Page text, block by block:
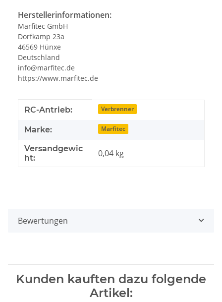
Herstellerinformationen:
Marfitec GmbH
Dorfkamp 23a
46569 Hünxe
Deutschland
info@marfitec.de
https://www.marfitec.de
Produkteigenschaft
Wert
RC-Antrieb: Verbrenner
Marke: Marfitec
Versandgewic
ht:
0,04 kg
Bewertungen
Kunden kauften dazu folgende
Artikel: